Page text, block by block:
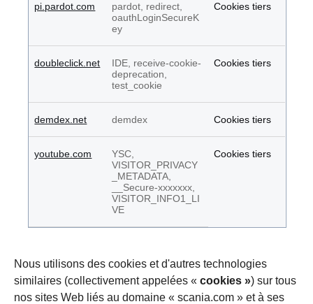
pi.pardot.com
pardot, redirect,
oauthLoginSecureK
ey
Cookies tiers
doubleclick.net
IDE, receive-cookie-
deprecation,
test_cookie
Cookies tiers
demdex.net demdex Cookies tiers
youtube.com
YSC,
VISITOR_PRIVACY
_METADATA,
__Secure-xxxxxxx,
VISITOR_INFO1_LI
VE
Cookies tiers
Nous utilisons des cookies et d'autres technologies
similaires (collectivement appelées « cookies ») sur tous
nos sites Web liés au domaine « scania.com » et à ses